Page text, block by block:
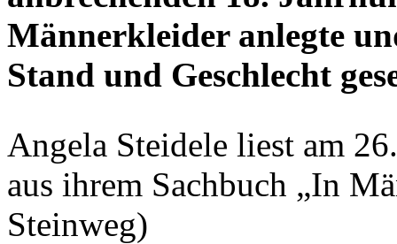
Männerkleider anlegte
Stand und Geschlecht
Angela Steidele liest am
aus ihrem Sachbuch „In
Steinweg)